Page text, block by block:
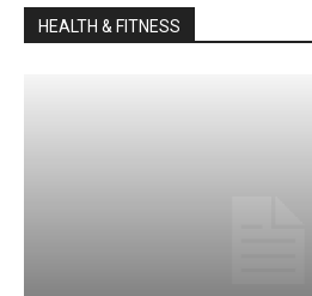
HEALTH & FITNESS